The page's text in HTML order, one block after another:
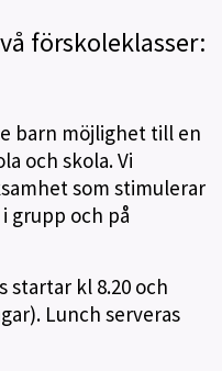
förskoleklasser:
barn möjlighet till en
och skola. Vi
som stimulerar
grupp och på
startar kl 8.20 och
Lunch serveras